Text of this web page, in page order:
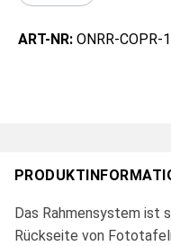
ART-NR: ONRR-COPR-
Das Rahmensystem ist
Rückseite von